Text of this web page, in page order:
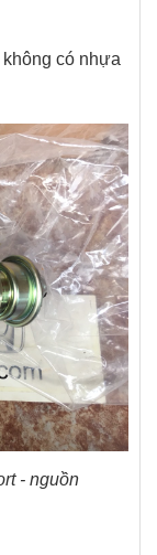
có nhựa
- nguồn